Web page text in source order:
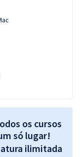
os cursos
só lugar!